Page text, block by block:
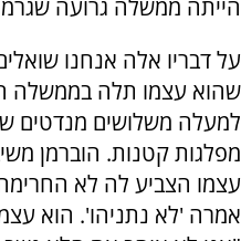
הייתה ממשלה גרועה
על דבריו אלה אנחנו
שהוא עצמו תלה בממשלה
למעלה משלושים מנדטים
מפלגות קטנות. הוברמן
עצמו הצביע לה לא
אמרה 'לא נתניהו'. הוא